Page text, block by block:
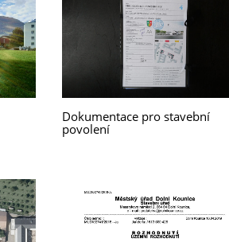
Dokumentace pro stavební
povolení